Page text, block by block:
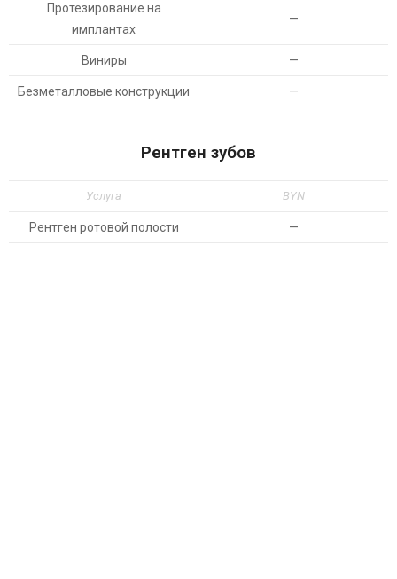
Протезирование на
имплантах
—
Виниры —
Безметалловые конструкции —
Рентген зубов
Услуга BYN
Рентген ротовой полости —